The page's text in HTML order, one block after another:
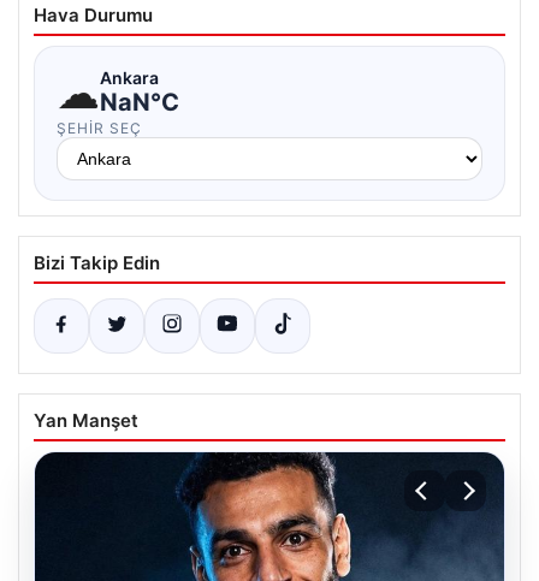
Hava Durumu
☁Ankara
NaN°C
ŞEHIR SEÇ
Bizi Takip Edin
Yan Manşet